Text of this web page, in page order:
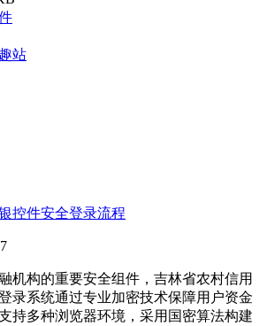
站
控件安全登录流程
机构的重要安全组件，吉林省农村信用
录系统通过专业加密技术保障用户资金
持多种浏览器环境，采用国密算法构建